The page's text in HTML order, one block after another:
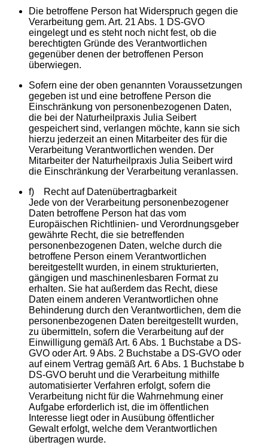
Die betroffene Person hat Widerspruch gegen die
Verarbeitung gem. Art. 21 Abs. 1 DS-GVO
eingelegt und es steht noch nicht fest, ob die
berechtigten Gründe des Verantwortlichen
gegenüber denen der betroffenen Person
überwiegen.
Sofern eine der oben genannten Voraussetzungen
gegeben ist und eine betroffene Person die
Einschränkung von personenbezogenen Daten,
die bei der Naturheilpraxis Julia Seibert
gespeichert sind, verlangen möchte, kann sie sich
hierzu jederzeit an einen Mitarbeiter des für die
Verarbeitung Verantwortlichen wenden. Der
Mitarbeiter der Naturheilpraxis Julia Seibert wird
die Einschränkung der Verarbeitung veranlassen.
f) Recht auf Datenübertragbarkeit
Jede von der Verarbeitung personenbezogener
Daten betroffene Person hat das vom
Europäischen Richtlinien- und Verordnungsgeber
gewährte Recht, die sie betreffenden
personenbezogenen Daten, welche durch die
betroffene Person einem Verantwortlichen
bereitgestellt wurden, in einem strukturierten,
gängigen und maschinenlesbaren Format zu
erhalten. Sie hat außerdem das Recht, diese
Daten einem anderen Verantwortlichen ohne
Behinderung durch den Verantwortlichen, dem die
personenbezogenen Daten bereitgestellt wurden,
zu übermitteln, sofern die Verarbeitung auf der
Einwilligung gemäß Art. 6 Abs. 1 Buchstabe a DS-
GVO oder Art. 9 Abs. 2 Buchstabe a DS-GVO oder
auf einem Vertrag gemäß Art. 6 Abs. 1 Buchstabe b
DS-GVO beruht und die Verarbeitung mithilfe
automatisierter Verfahren erfolgt, sofern die
Verarbeitung nicht für die Wahrnehmung einer
Aufgabe erforderlich ist, die im öffentlichen
Interesse liegt oder in Ausübung öffentlicher
Gewalt erfolgt, welche dem Verantwortlichen
übertragen wurde.